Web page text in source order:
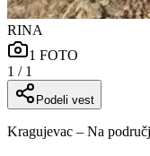
RINA
1 FOTO
1 / 1
Podeli vest
Kragujevac – Na